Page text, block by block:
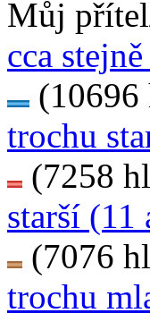
Můj
cca
(10696
trochu
(7258
starší (11
(7076
trochu